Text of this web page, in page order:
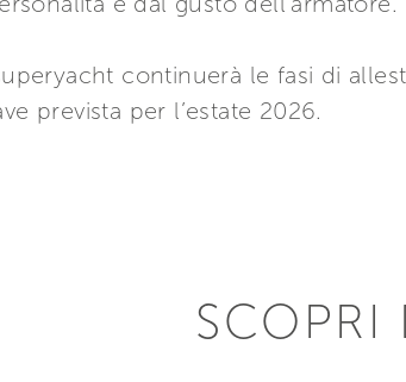
continuerà le fasi di
prevista per l’estate 2026.
SCOPRI